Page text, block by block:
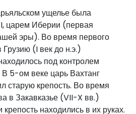
ущелье была
царем Иберии (первая
эры). Во время первого
(I век до н.э.)
под контролем
В 5-ом веке царь Вахтанг
старую крепость. Во время
в Закавказье (VII-X вв.)
находились в их руках.